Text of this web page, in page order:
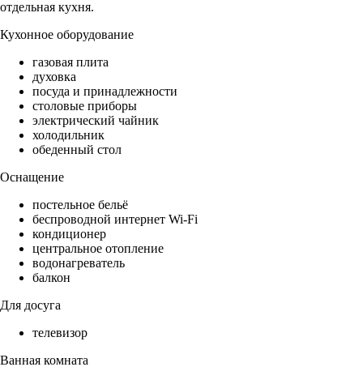
отдельная кухня.
Кухонное оборудование
газовая плита
духовка
посуда и принадлежности
столовые приборы
электрический чайник
холодильник
обеденный стол
Оснащение
постельное бельё
беспроводной интернет Wi-Fi
кондиционер
центральное отопление
водонагреватель
балкон
Для досуга
телевизор
Ванная комната